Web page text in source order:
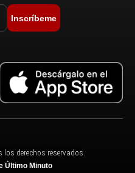
Inscríbeme
derechos reservados.
Último Minuto